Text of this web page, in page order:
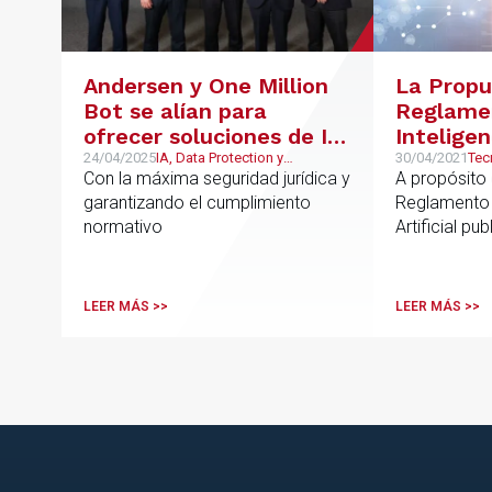
Andersen y One Million
Bot se alían para
ofrecer soluciones de IA
con pleno respaldo
jurídico
24/04/2025IA, Data Protection y
cumplimiento normativo,
LegalTech y NewLaw
Con la máxima seguridad jurídica y
garantizando el cumplimiento
normativo
LEER MÁS >>
La
nuevo
la
30/04/2021
A propósito
Artificial
denominada
LEER MÁS >>